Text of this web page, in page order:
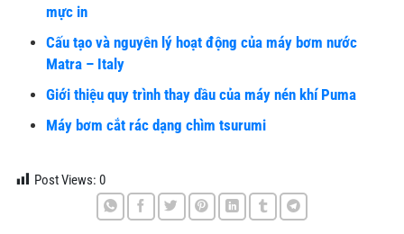
mực in
Cấu tạo và nguyên lý hoạt động của máy bơm nước
Matra – Italy
Giới thiệu quy trình thay dầu của máy nén khí Puma
Máy bơm cắt rác dạng chìm tsurumi
Post Views: 0